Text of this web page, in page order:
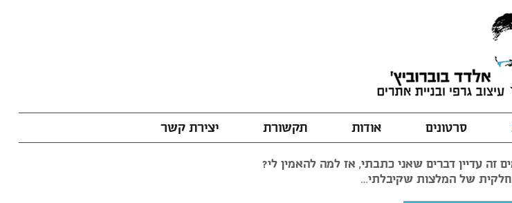
סרטונים אודות תקשורת יצירת קשר
זה עדיין דברים שאני כתבתי, אז למה להאמין לי?
של המלצות שקיבלתי…